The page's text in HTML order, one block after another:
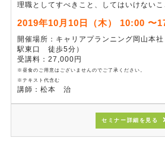
理職としてすべきこと、してはいけないこ
じめ、コミュニケーションの取り方」、「
ネジメント手法」などを習得します。存在
ことで、強固な組織作りに必要な管理職
2019年10月10日（木） 10:00 〜
開催場所：キャリアプランニング岡山本
駅東口 徒歩5分）
受講料：27,000円
※昼食のご用意はございませんのでご了承ください。
※テキスト代含む
講師：松本 治
セミナー詳細を見る